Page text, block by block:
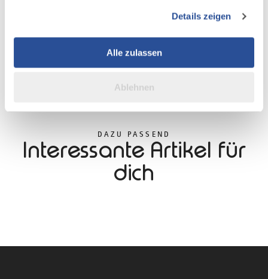
Verwendung unserer Website an unsere Partner für
soziale Medien, Werbung und Analysen weiter. Unsere
Partner führen diese Informationen möglicherweise mit
weiteren Daten zusammen, die Sie ihnen bereitgestellt
Details zeigen
Alle zulassen
Ablehnen
DAZU PASSEND
Interessante Artikel für
dich